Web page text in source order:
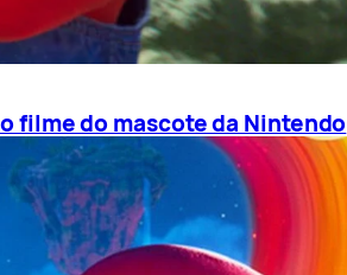
filme do mascote da Nintendo